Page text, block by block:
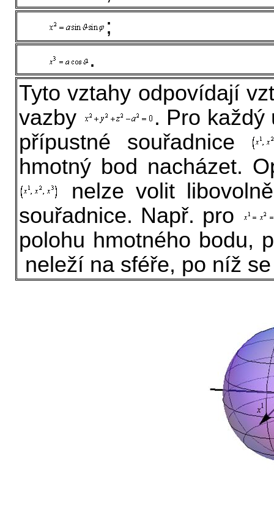
;
.
Tyto vztahy odpovídají
vazby
. Pro
přípustné souřadnice
hmotný bod nacházet.
nelze volit
souřadnice. Např. pro
polohu hmotného bodu,
neleží na sféře, po níž